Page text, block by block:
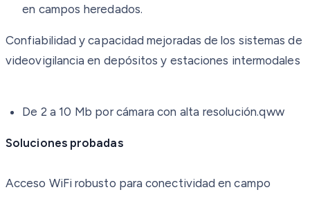
en campos heredados.
Confiabilidad y capacidad mejoradas de los sistemas de
videovigilancia en depósitos y estaciones intermodales
De 2 a 10 Mb por cámara con alta resolución.qww
Soluciones probadas
Acceso WiFi robusto para conectividad en campo